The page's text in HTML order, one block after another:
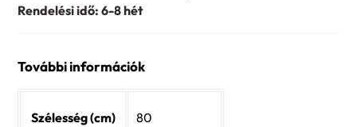
Rendelési idő: 6-8 hét
További információk
Szélesség (cm) 80